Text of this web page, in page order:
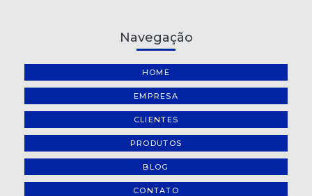
Navegação
HOME
EMPRESA
CLIENTES
PRODUTOS
BLOG
CONTATO